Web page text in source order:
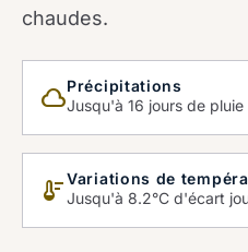
chaudes.
cloud_queuePrécipitations
Jusqu'à 16 jours de
thermostatVariations de
Jusqu'à 8.2°C d'écart